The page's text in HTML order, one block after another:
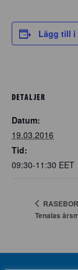
Lägg till i
DETALJER
Datum:
19.03.2016
Tid:
09:30-11:30 EET
Tenalas